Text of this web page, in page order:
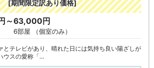
[期間限定訳あり価格]
～63,000円
6部屋 （個室のみ）
とテレビがあり、晴れた日には気持ち良い陽ざしが
ウスの愛称「…